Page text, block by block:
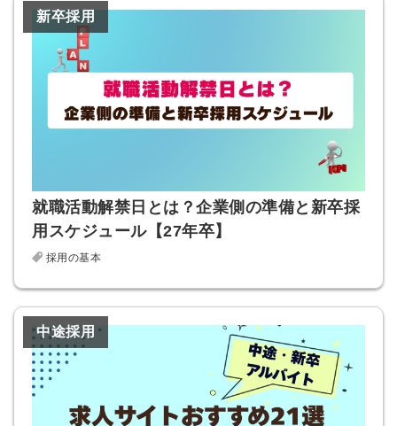
新卒採用
就職活動解禁日とは？企業側の準備と新卒採
用スケジュール【27年卒】
採用の基本
中途採用